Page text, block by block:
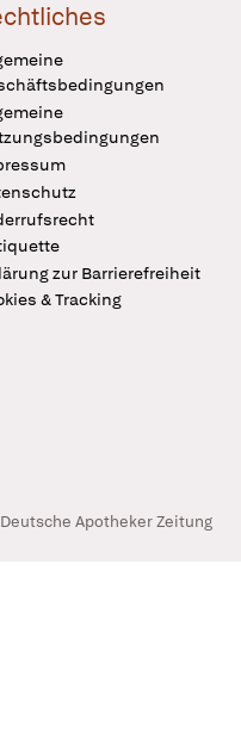
zur Barrierefreiheit
& Tracking
Apotheker Zeitung